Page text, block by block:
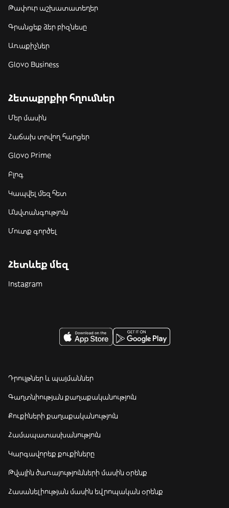
Թափուր աշխատատեղեր
Գրանցեք ձեր բիզնեսը
Առաքիչներ
Glovo Business
Հետաքրքիր հղումներ
Մեր մասին
Հաճախ տրվող հարցեր
Glovo Prime
Բլոգ
Կապվել մեզ հետ
Անվտանգություն
Մուտք գործել
Հետևեք մեզ
Instagram
Դրույթներ և պայմաններ
Գաղտնիության քաղաքականություն
Քուքիների քաղաքականություն
Համապատասխանություն
Կարգավորեք քուքիները
Թվային ծառայությունների մասին օրենք
Հասանելիության մասին եվրոպական օրենք